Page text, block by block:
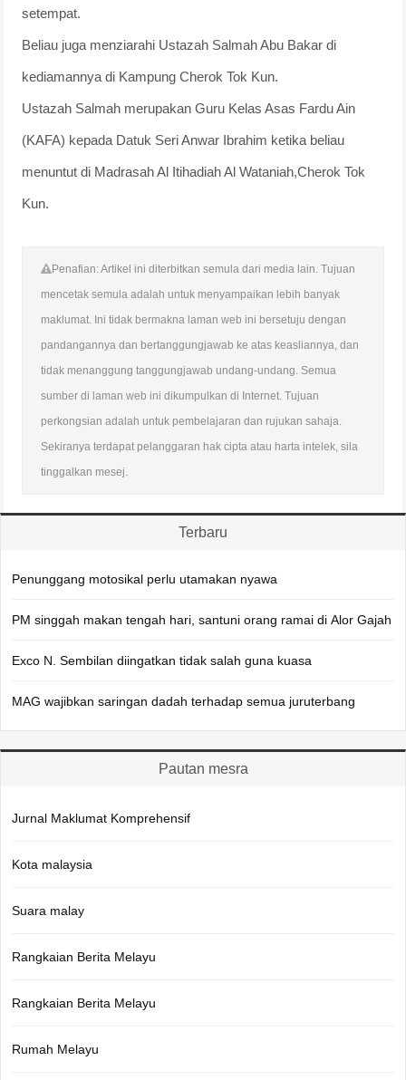
setempat.
Beliau juga menziarahi Ustazah Salmah Abu Bakar di
kediamannya di Kampung Cherok Tok Kun.
Ustazah Salmah merupakan Guru Kelas Asas Fardu Ain
(KAFA) kepada Datuk Seri Anwar Ibrahim ketika beliau
menuntut di Madrasah Al Itihadiah Al Wataniah,Cherok Tok
Kun.
Penafian: Artikel ini diterbitkan semula dari media lain. Tujuan
mencetak semula adalah untuk menyampaikan lebih banyak
maklumat. Ini tidak bermakna laman web ini bersetuju dengan
pandangannya dan bertanggungjawab ke atas keasliannya, dan
tidak menanggung tanggungjawab undang-undang. Semua
sumber di laman web ini dikumpulkan di Internet. Tujuan
perkongsian adalah untuk pembelajaran dan rujukan sahaja.
Sekiranya terdapat pelanggaran hak cipta atau harta intelek, sila
tinggalkan mesej.
Terbaru
Penunggang motosikal perlu utamakan nyawa
PM singgah makan tengah hari, santuni orang ramai di Alor Gajah
Exco N. Sembilan diingatkan tidak salah guna kuasa
MAG wajibkan saringan dadah terhadap semua juruterbang
Pautan mesra
Jurnal Maklumat Komprehensif
Kota malaysia
Suara malay
Rangkaian Berita Melayu
Rangkaian Berita Melayu
Rumah Melayu